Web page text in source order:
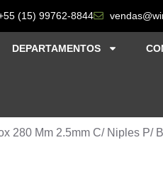
(15) 99762-8844
DEPARTAMENTOS
280 Mm 2.5mm C/ Niples P/